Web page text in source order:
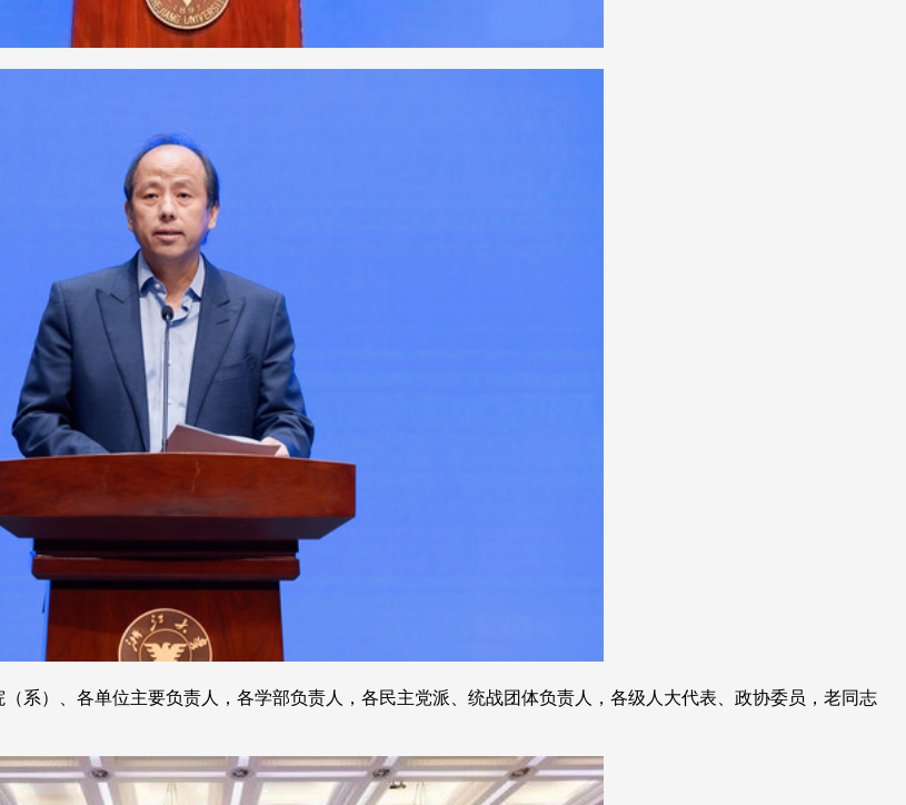
系）、各单位主要负责人，各学部负责人，各民主党派、统战团体负责人，各级人大代表、政协委员，老同志